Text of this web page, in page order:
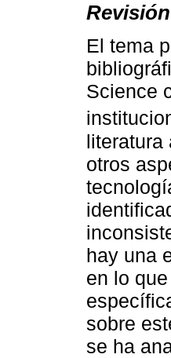
El tema
Science
literatura
otros
hay una
en lo
sobre
se ha